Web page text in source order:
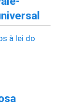
à lei do